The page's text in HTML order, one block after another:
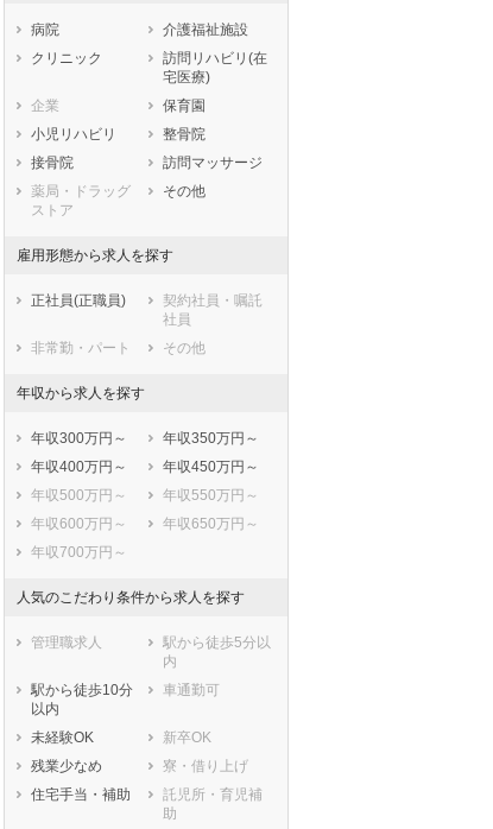
世の中の需要の高まりととも
に増加傾向の「介護施設」求
人をご紹介！
広島県
山口県
徳島県
香川県
愛媛県
高知県
長崎県
熊本県
大分県
鹿児島県
沖縄県
病院
介護福祉施設
クリニック
訪問リハビリ(在
宅医療)
企業
保育園
小児リハビリ
整骨院
接骨院
訪問マッサージ
薬局・ドラッグ
ストア
その他
雇用形態から求人を探す
正社員(正職員)
契約社員・嘱託
社員
非常勤・パート
その他
年収から求人を探す
年収300万円～
年収350万円～
年収400万円～
年収450万円～
年収500万円～
年収550万円～
年収600万円～
年収650万円～
年収700万円～
人気のこだわり条件から求人を探す
管理職求人
駅から徒歩5分以
内
駅から徒歩10分
以内
車通勤可
未経験OK
新卒OK
残業少なめ
寮・借り上げ
住宅手当・補助
託児所・育児補
助